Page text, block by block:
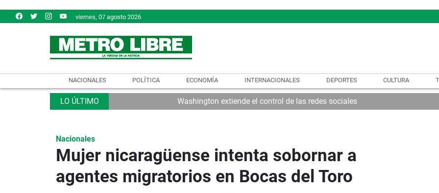
viernes, 07 agosto 2026
NACIONALES POLÍTICA ECONOMÍA INTERNACIONALES DEPORTES CULTURA
Washington extiende el control de las redes sociales
Nacionales
Mujer nicaragüense intenta sobornar a
agentes migratorios en Bocas del Toro